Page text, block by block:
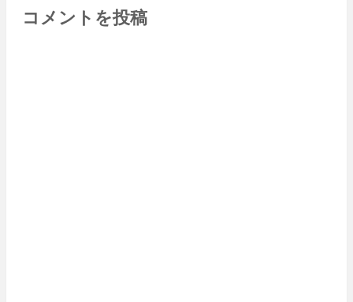
コメントを投稿